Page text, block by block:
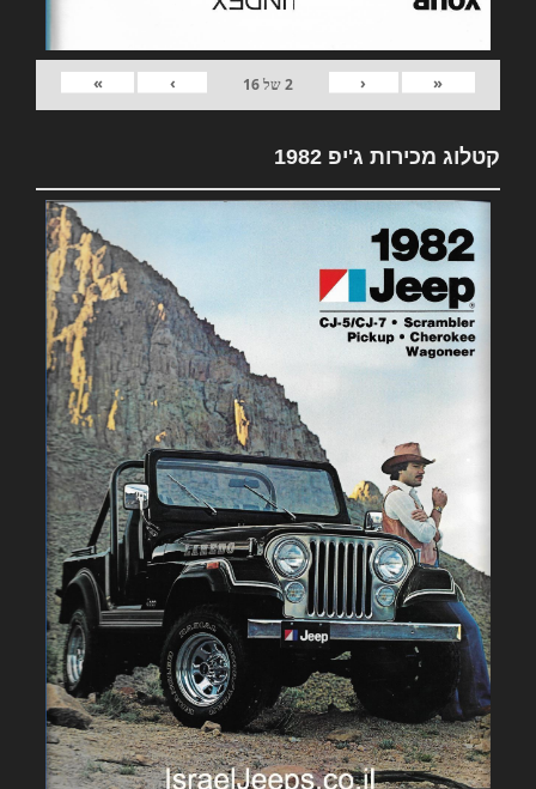
«
‹
2של16
›
»
קטלוג מכירות ג'יפ 1982